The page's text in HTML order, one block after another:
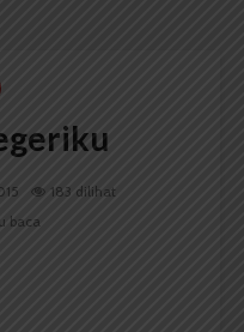
183 dilihat
baca